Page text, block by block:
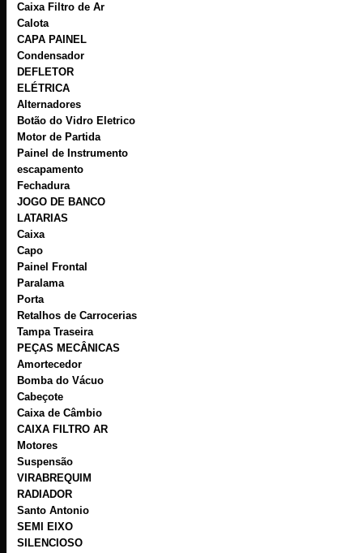
Caixa Filtro de Ar
Calota
CAPA PAINEL
Condensador
DEFLETOR
ELÉTRICA
Alternadores
Botão do Vidro Eletrico
Motor de Partida
Painel de Instrumento
escapamento
Fechadura
JOGO DE BANCO
LATARIAS
Caixa
Capo
Painel Frontal
Paralama
Porta
Retalhos de Carrocerias
Tampa Traseira
PEÇAS MECÂNICAS
Amortecedor
Bomba do Vácuo
Cabeçote
Caixa de Câmbio
CAIXA FILTRO AR
Motores
Suspensão
VIRABREQUIM
RADIADOR
Santo Antonio
SEMI EIXO
SILENCIOSO